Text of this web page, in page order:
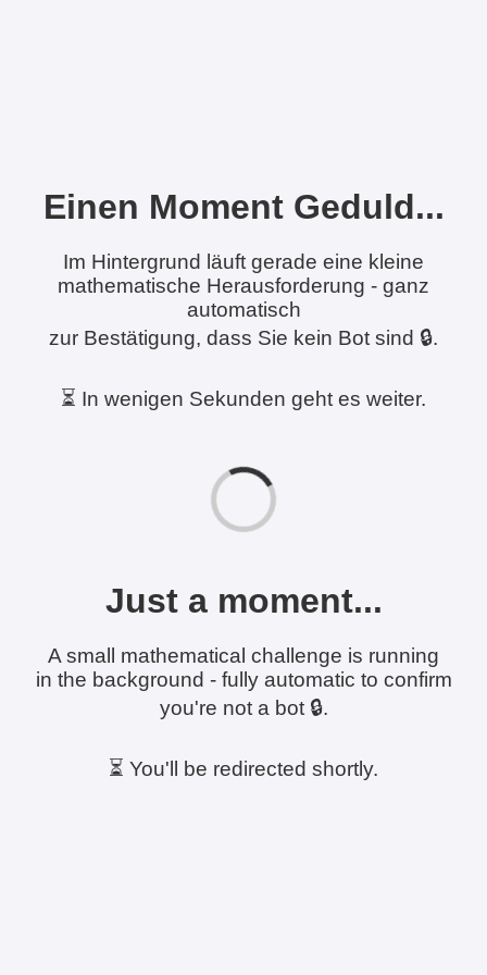
Einen Moment Geduld...
Im Hintergrund läuft gerade eine kleine
mathematische Herausforderung - ganz
automatisch
zur Bestätigung, dass Sie kein Bot sind 🔒.
⏳ In wenigen Sekunden geht es weiter.
Just a moment...
A small mathematical challenge is running
in the background - fully automatic to confirm
you're not a bot 🔒.
⏳ You'll be redirected shortly.